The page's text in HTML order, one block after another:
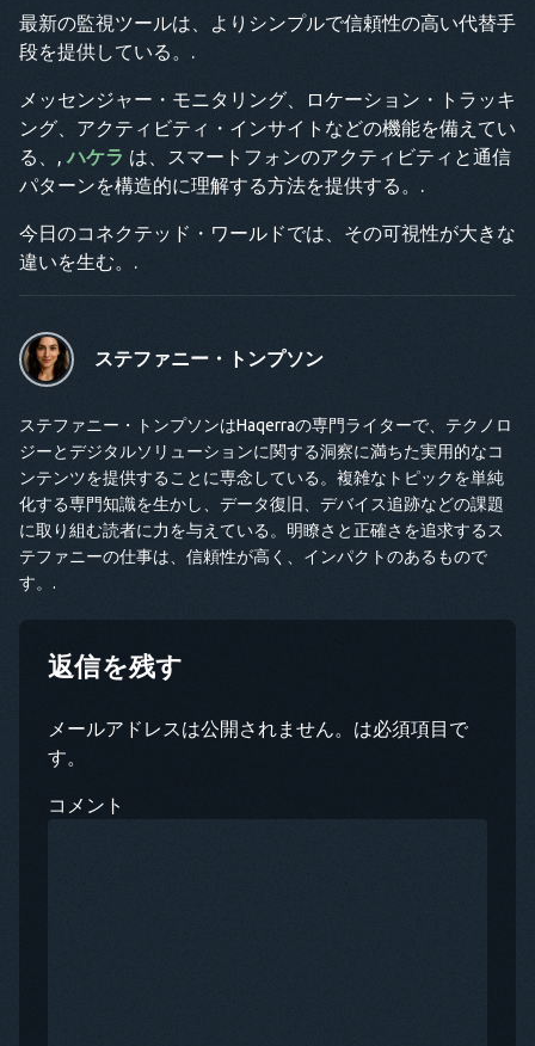
最新の監視ツールは、よりシンプルで信頼性の高い代替手
段を提供している。.
メッセンジャー・モニタリング、ロケーション・トラッキ
ング、アクティビティ・インサイトなどの機能を備えてい
る、,ハケラ は、スマートフォンのアクティビティと通信
パターンを構造的に理解する方法を提供する。.
今日のコネクテッド・ワールドでは、その可視性が大きな
違いを生む。.
ステファニー・トンプソン
ステファニー・トンプソンはHaqerraの専門ライターで、テクノロ
ジーとデジタルソリューションに関する洞察に満ちた実用的なコ
ンテンツを提供することに専念している。複雑なトピックを単純
化する専門知識を生かし、データ復旧、デバイス追跡などの課題
に取り組む読者に力を与えている。明瞭さと正確さを追求するス
テファニーの仕事は、信頼性が高く、インパクトのあるもので
す。.
返信を残す
メールアドレスは公開されません。は必須項目で
す。
コメント